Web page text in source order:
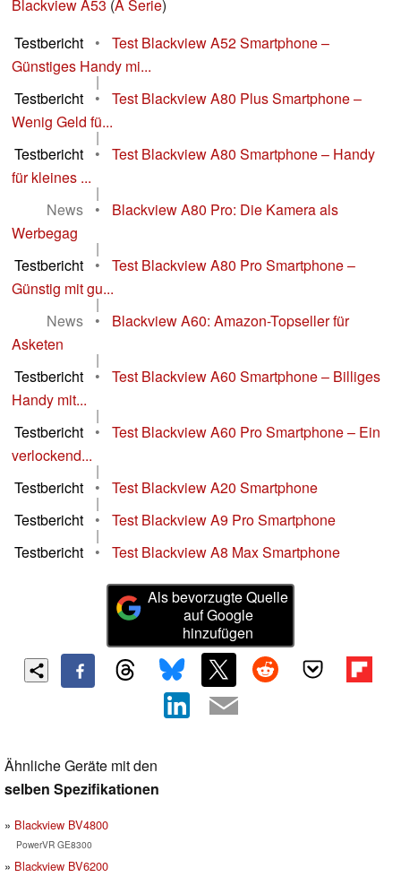
Blackview A53 (A Serie)
Testbericht
•
Test Blackview A52 Smartphone –
Günstiges Handy mi...
|
Testbericht
•
Test Blackview A80 Plus Smartphone –
Wenig Geld fü...
|
Testbericht
•
Test Blackview A80 Smartphone – Handy
für kleines ...
|
News
•
Blackview A80 Pro: Die Kamera als
Werbegag
|
Testbericht
•
Test Blackview A80 Pro Smartphone –
Günstig mit gu...
|
News
•
Blackview A60: Amazon-Topseller für
Asketen
|
Testbericht
•
Test Blackview A60 Smartphone – Billiges
Handy mit...
|
Testbericht
•
Test Blackview A60 Pro Smartphone – Ein
verlockend...
|
Testbericht
• Test Blackview A20 Smartphone
|
Testbericht
• Test Blackview A9 Pro Smartphone
|
Testbericht
• Test Blackview A8 Max Smartphone
Als bevorzugte Quelle
auf Google
hinzufügen
Ähnliche Geräte mit den
selben Spezifikationen
Blackview BV4800
PowerVR GE8300
Blackview BV6200